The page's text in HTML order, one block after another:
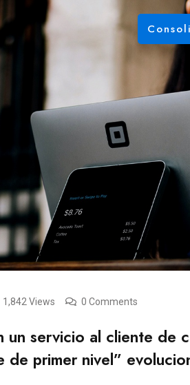
1,842 Views 0 Comments
un servicio al cliente de
primer nivel”